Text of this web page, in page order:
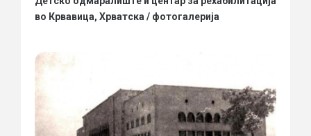
во Крвавица, Хрватска / фотогалерија